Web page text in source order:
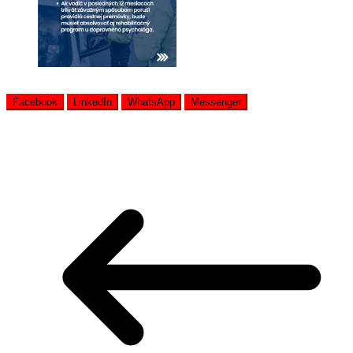
Facebook LinkedIn WhatsApp Messenger